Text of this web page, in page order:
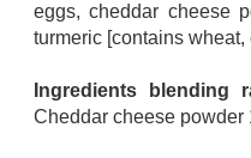
eggs, cheddar cheese
turmeric [contains wheat,
Ingredients blending
Cheddar cheese powder